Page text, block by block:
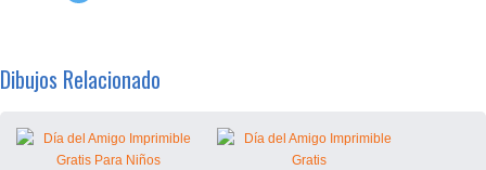
Dibujos Relacionado